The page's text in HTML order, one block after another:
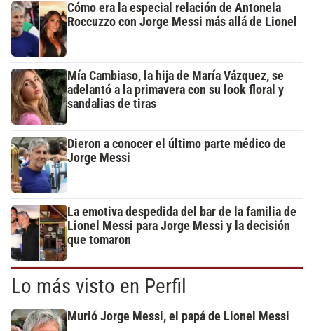
Cómo era la especial relación de Antonela
Roccuzzo con Jorge Messi más allá de Lionel
Mía Cambiaso, la hija de María Vázquez, se
adelantó a la primavera con su look floral y
sandalias de tiras
Dieron a conocer el último parte médico de
Jorge Messi
La emotiva despedida del bar de la familia de
Lionel Messi para Jorge Messi y la decisión
que tomaron
Lo más visto en Perfil
Murió Jorge Messi, el papá de Lionel Messi